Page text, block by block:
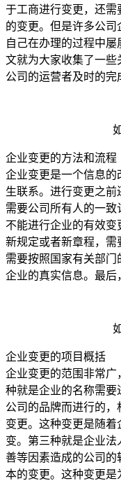
于工商进行变更，还
的变更。但是许多公
自己在办理的过程中
文就为大家收集了一
公司的运营者及时的完
企业变更的方法和流程
企业变更是一个信息
生联系。进行变更之前
需要公司所有人的一
不能进行企业的有效
新规定或者新章程，
需要按照国家有关部
企业的真实信息。最后
企业变更的项目概括
企业变更的范围非常
种就是企业的名称需
公司的品牌而进行的
变更。这种变更是随
变。第三种就是企业
善等因素造成的公司的
本的变更。这种变更